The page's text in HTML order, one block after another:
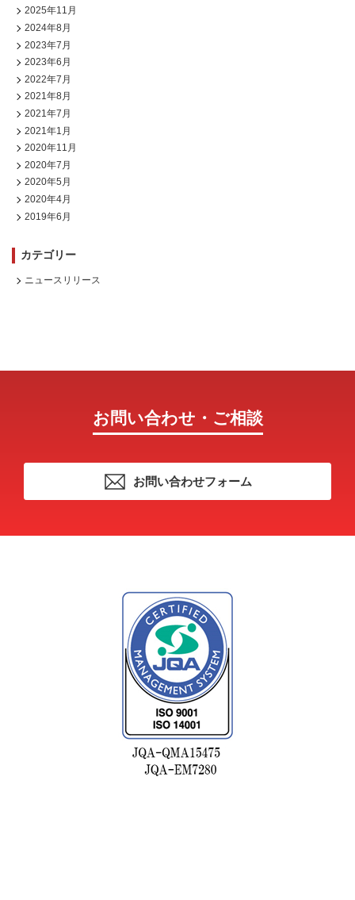
2025年11月
2024年8月
2023年7月
2023年6月
2022年7月
2021年8月
2021年7月
2021年1月
2020年11月
2020年7月
2020年5月
2020年4月
2019年6月
カテゴリー
ニュースリリース
お問い合わせ・ご相談
お問い合わせフォーム